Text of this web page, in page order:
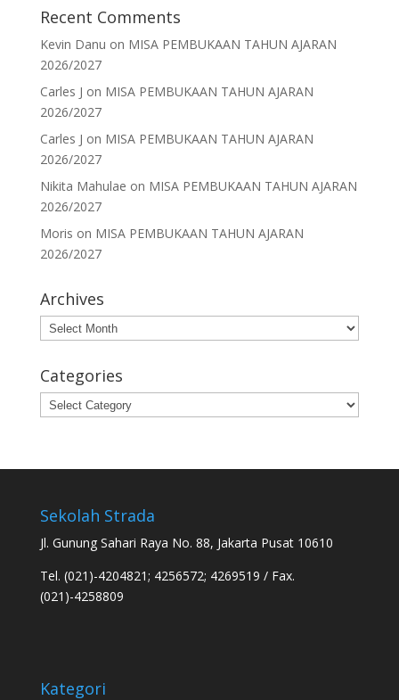
Recent Comments
Kevin Danu on MISA PEMBUKAAN TAHUN AJARAN
2026/2027
Carles J on MISA PEMBUKAAN TAHUN AJARAN
2026/2027
Carles J on MISA PEMBUKAAN TAHUN AJARAN
2026/2027
Nikita Mahulae on MISA PEMBUKAAN TAHUN AJARAN
2026/2027
Moris on MISA PEMBUKAAN TAHUN AJARAN
2026/2027
Archives
Archives
Categories
Categories
Sekolah Strada
Jl. Gunung Sahari Raya No. 88, Jakarta Pusat 10610
Tel. (021)-4204821; 4256572; 4269519 / Fax.
(021)-4258809
Kategori